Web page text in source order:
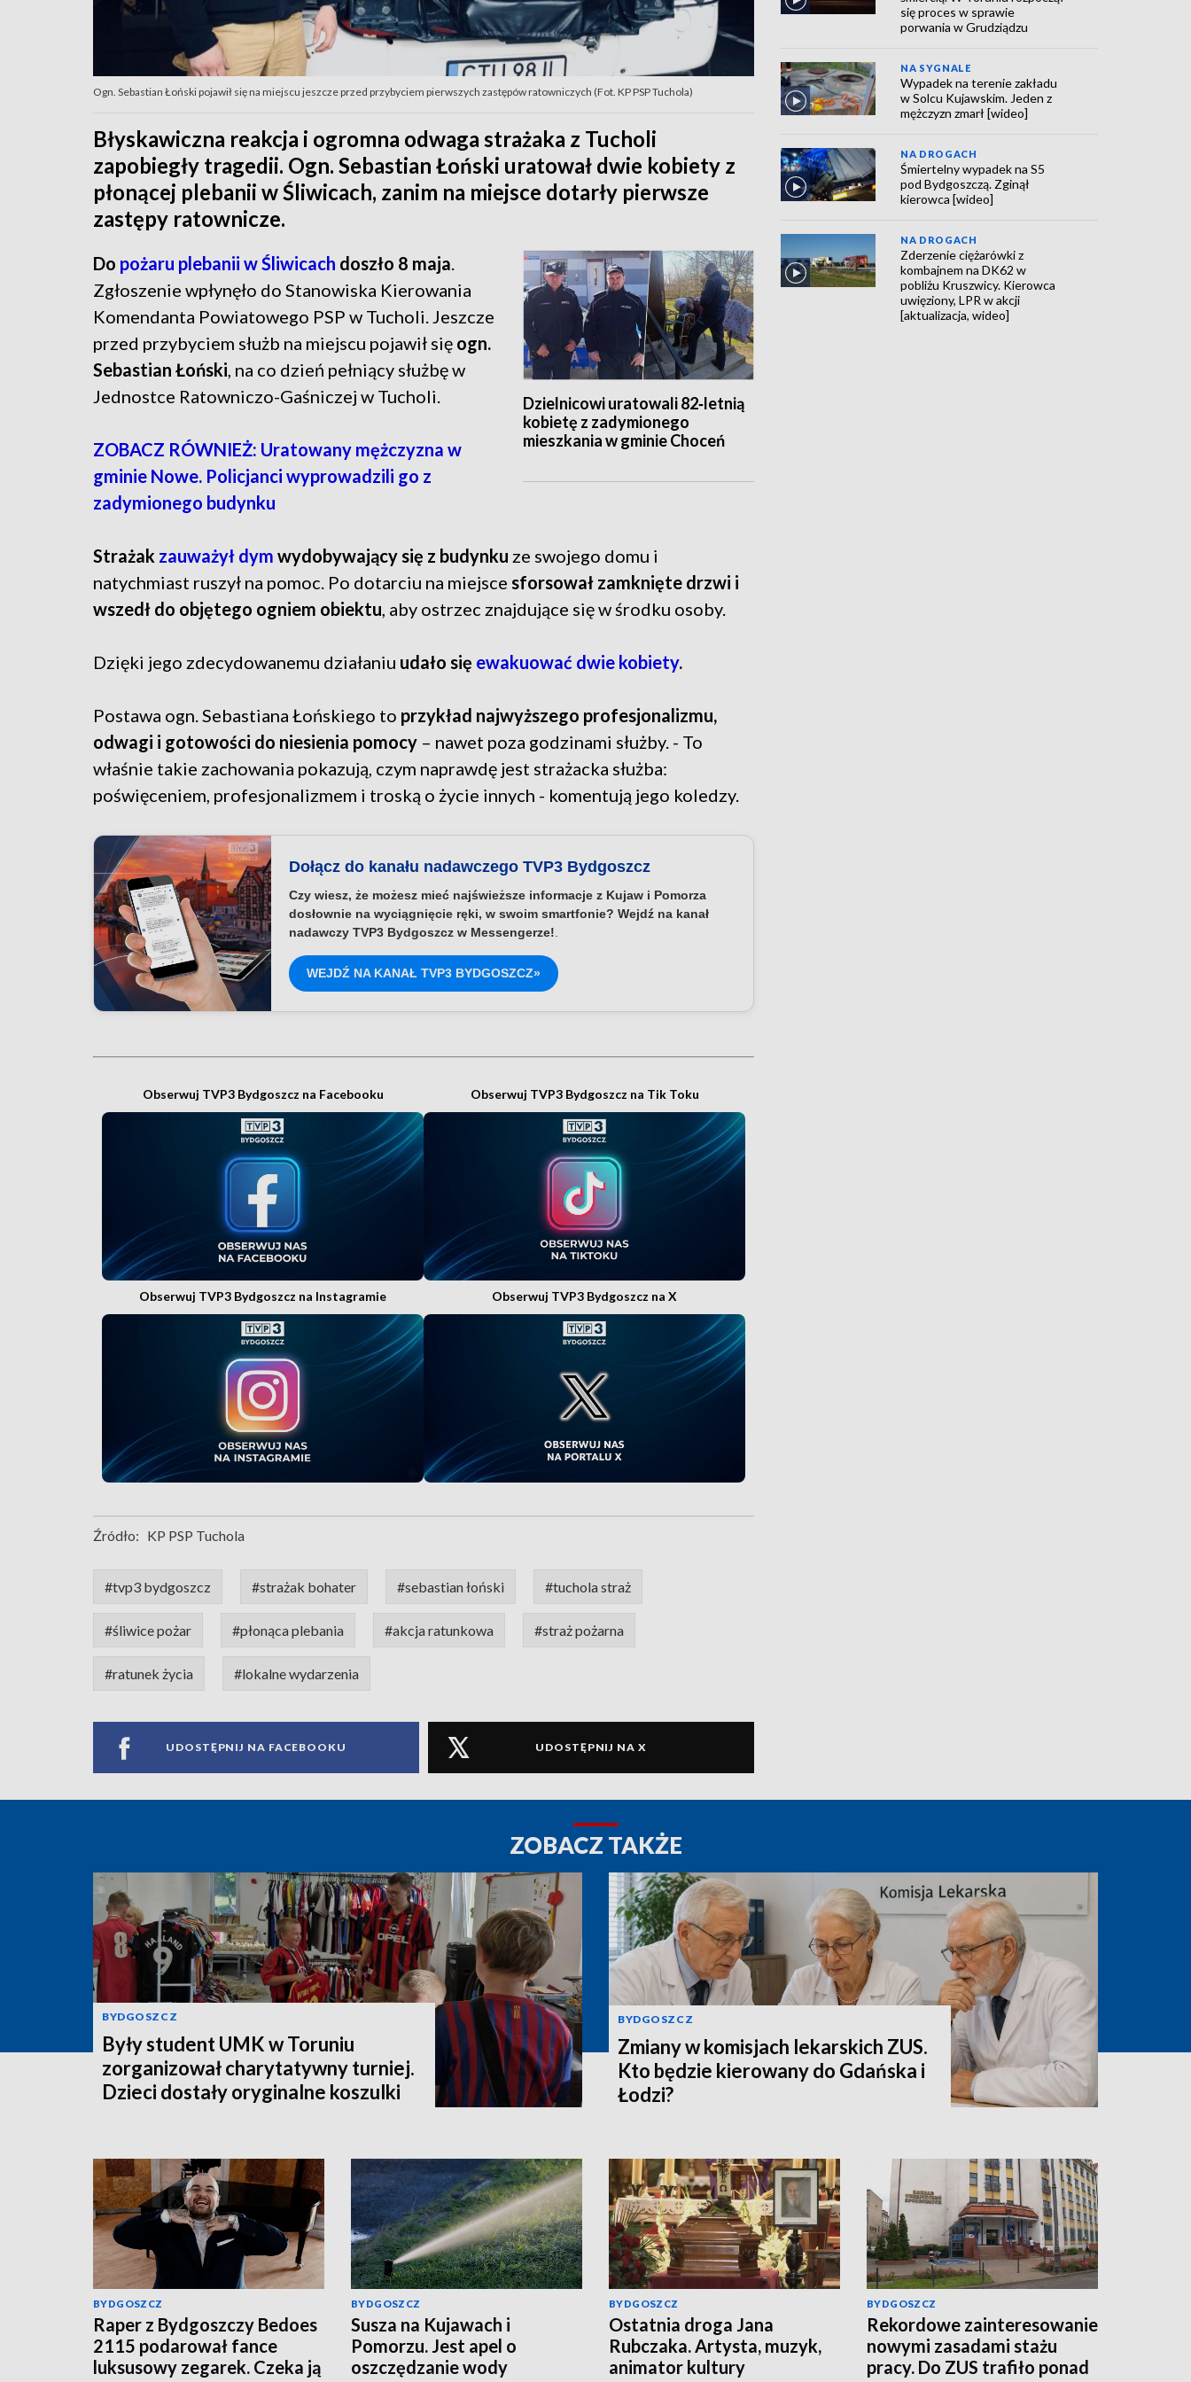
Ogn. Sebastian Łoński pojawił się na miejscu jeszcze przed przybyciem pierwszych zastępów ratowniczych (Fot. KP PSP Tuchola)
Błyskawiczna reakcja i ogromna odwaga strażaka z Tucholi
zapobiegły tragedii. Ogn. Sebastian Łoński uratował dwie kobiety z
płonącej plebanii w Śliwicach, zanim na miejsce dotarły pierwsze
zastępy ratownicze.
Dzielnicowi uratowali 82‑letnią
kobietę z zadymionego
mieszkania w gminie Choceń
Do pożaru plebanii w Śliwicach doszło 8 maja.
Zgłoszenie wpłynęło do Stanowiska Kierowania
Komendanta Powiatowego PSP w Tucholi. Jeszcze
przed przybyciem służb na miejscu pojawił się ogn.
Sebastian Łoński, na co dzień pełniący służbę w
Jednostce Ratowniczo-Gaśniczej w Tucholi.
ZOBACZ RÓWNIEŻ: Uratowany mężczyzna w
gminie Nowe. Policjanci wyprowadzili go z
zadymionego budynku
Strażak zauważył dym wydobywający się z budynku ze swojego domu i
natychmiast ruszył na pomoc. Po dotarciu na miejsce sforsował zamknięte drzwi i
wszedł do objętego ogniem obiektu, aby ostrzec znajdujące się w środku osoby.
Dzięki jego zdecydowanemu działaniu udało się ewakuować dwie kobiety.
Postawa ogn. Sebastiana Łońskiego to przykład najwyższego profesjonalizmu,
odwagi i gotowości do niesienia pomocy – nawet poza godzinami służby. - To
właśnie takie zachowania pokazują, czym naprawdę jest strażacka służba:
poświęceniem, profesjonalizmem i troską o życie innych - komentują jego koledzy.
Dołącz do kanału nadawczego TVP3 Bydgoszcz
Czy wiesz, że możesz mieć najświeższe informacje z Kujaw i Pomorza
dosłownie na wyciągnięcie ręki, w swoim smartfonie? Wejdź na kanał
nadawczy TVP3 Bydgoszcz w Messengerze!.
WEJDŹ NA KANAŁ TVP3 BYDGOSZCZ»
Obserwuj TVP3 Bydgoszcz na Facebooku Obserwuj TVP3 Bydgoszcz na Tik Toku
Obserwuj TVP3 Bydgoszcz na Instagramie Obserwuj TVP3 Bydgoszcz na X
Źródło: KP PSP Tuchola
#tvp3 bydgoszcz #strażak bohater #sebastian łoński #tuchola straż
#śliwice pożar #płonąca plebania #akcja ratunkowa #straż pożarna
#ratunek życia #lokalne wydarzenia
UDOSTĘPNIJ NA FACEBOOKU UDOSTĘPNIJ NA X
się proces w sprawie
porwania w Grudziądzu
NA SYGNALE
Wypadek na terenie zakładu
w Solcu Kujawskim. Jeden z
mężczyzn zmarł [wideo]
NA DROGACH
Śmiertelny wypadek na S5
pod Bydgoszczą. Zginął
kierowca [wideo]
NA DROGACH
Zderzenie ciężarówki z
kombajnem na DK62 w
pobliżu Kruszwicy. Kierowca
uwięziony, LPR w akcji
[aktualizacja, wideo]
ZOBACZ TAKŻE
BYDGOSZCZ
Były student UMK w Toruniu
zorganizował charytatywny turniej.
Dzieci dostały oryginalne koszulki
BYDGOSZCZ
Zmiany w komisjach lekarskich ZUS.
Kto będzie kierowany do Gdańska i
Łodzi?
BYDGOSZCZ
Raper z Bydgoszczy Bedoes
2115 podarował fance
luksusowy zegarek. Czeka ją
BYDGOSZCZ
Susza na Kujawach i
Pomorzu. Jest apel o
oszczędzanie wody
BYDGOSZCZ
Ostatnia droga Jana
Rubczaka. Artysta, muzyk,
animator kultury
BYDGOSZCZ
Rekordowe zainteresowanie
nowymi zasadami stażu
pracy. Do ZUS trafiło ponad